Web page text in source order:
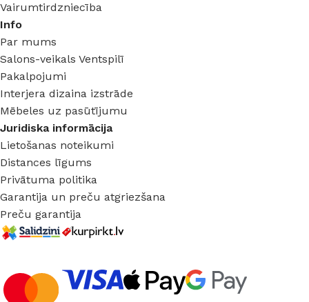
Vairumtirdzniecība
Info
Par mums
Salons-veikals Ventspilī
Pakalpojumi
Interjera dizaina izstrāde
Mēbeles uz pasūtījumu
Juridiska informācija
Lietošanas noteikumi
Distances līgums
Privātuma politika
Garantija un preču atgriezšana
Preču garantija